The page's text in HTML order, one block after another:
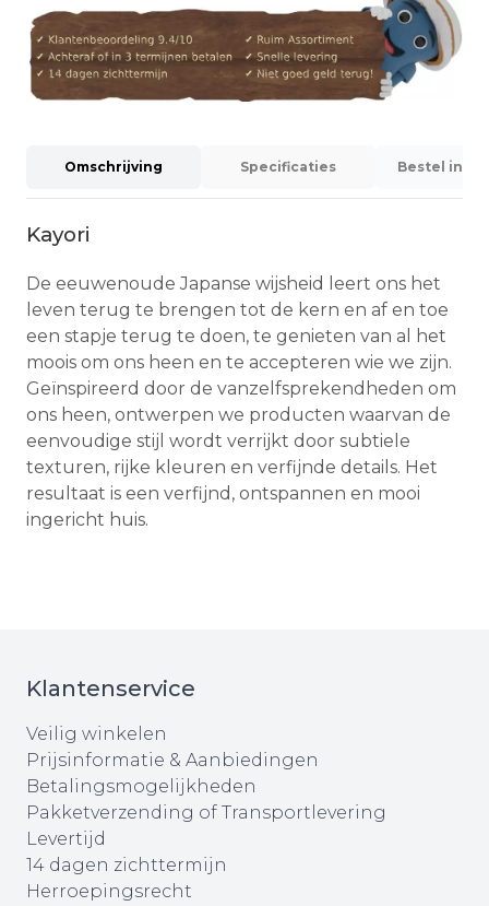
Omschrijving Specificaties Bestel
Kayori
De eeuwenoude Japanse wijsheid leert ons het
leven terug te brengen tot de kern en af en toe
een stapje terug te doen, te genieten van al het
moois om ons heen en te accepteren wie we zijn.
Geïnspireerd door de vanzelfsprekendheden om
ons heen, ontwerpen we producten waarvan de
eenvoudige stijl wordt verrijkt door subtiele
texturen, rijke kleuren en verfijnde details. Het
resultaat is een verfijnd, ontspannen en mooi
ingericht huis.
Klantenservice
Veilig winkelen
Prijsinformatie & Aanbiedingen
Betalingsmogelijkheden
Pakketverzending of Transportlevering
Levertijd
14 dagen zichttermijn
Herroepingsrecht